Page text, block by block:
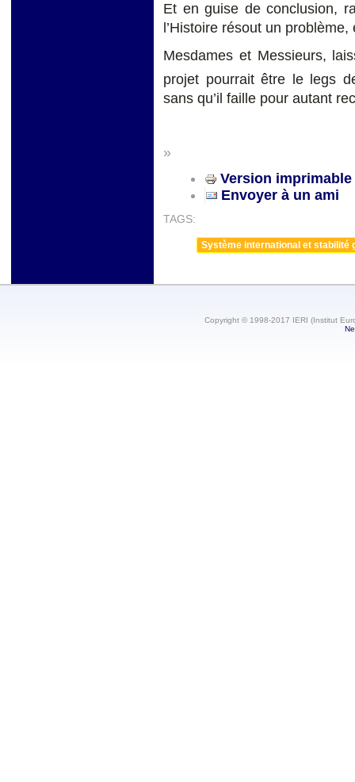
Et en guise de conclusion,
l’Histoire résout un
Mesdames et Messieurs,
projet pourrait être le legs
sans qu’il faille pour autant
»
Version imprimable
Envoyer à un ami
TAGS:
Système international et stabilité
Copyright © 1998-2017 IERI (Institut